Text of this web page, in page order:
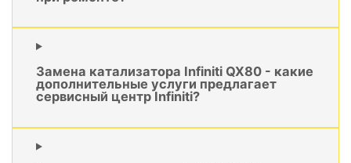
Замена катализатора Infiniti QX80 - какие
дополнительные услуги предлагает
сервисный центр Infiniti?